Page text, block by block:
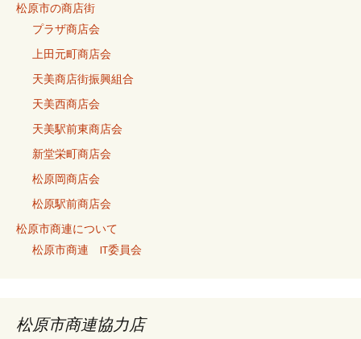
松原市の商店街
プラザ商店会
上田元町商店会
天美商店街振興組合
天美西商店会
天美駅前東商店会
新堂栄町商店会
松原岡商店会
松原駅前商店会
松原市商連について
松原市商連 IT委員会
松原市商連協力店